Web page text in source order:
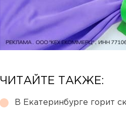
ЧИТАЙТЕ ТАКЖЕ:
В Екатеринбурге горит